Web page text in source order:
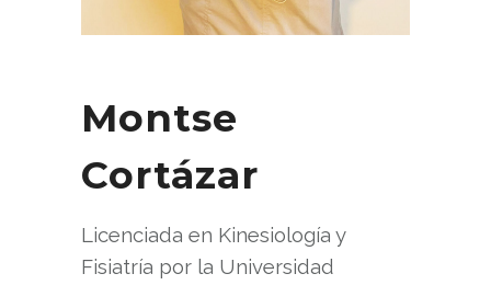
Montse
Cortázar
Licenciada en Kinesiología y
Fisiatría por la Universidad